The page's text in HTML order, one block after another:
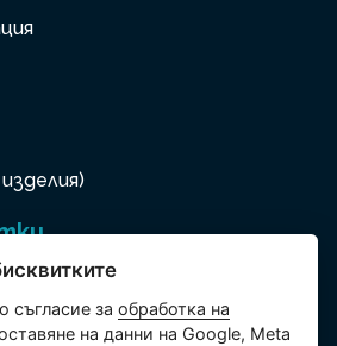
на бисквитки
на личните и други
съгласие заобработка на
на данни на Google, Meta